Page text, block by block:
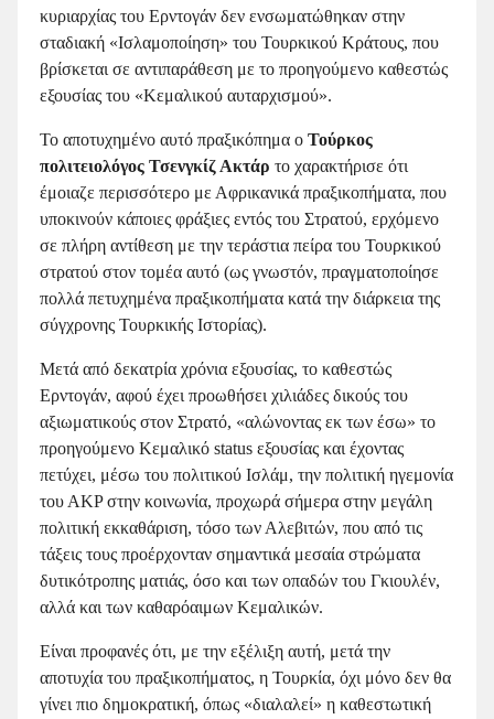
κυριαρχίας του Ερντογάν δεν ενσωματώθηκαν στην
σταδιακή «Ισλαμοποίηση» του Τουρκικού Κράτους, που
βρίσκεται σε αντιπαράθεση με το προηγούμενο καθεστώς
εξουσίας του «Κεμαλικού αυταρχισμού».
Το αποτυχημένο αυτό πραξικόπημα ο Τούρκος
πολιτειολόγος Τσενγκίζ Ακτάρ το χαρακτήρισε ότι
έμοιαζε περισσότερο με Αφρικανικά πραξικοπήματα, που
υποκινούν κάποιες φράξιες εντός του Στρατού, ερχόμενο
σε πλήρη αντίθεση με την τεράστια πείρα του Τουρκικού
στρατού στον τομέα αυτό (ως γνωστόν, πραγματοποίησε
πολλά πετυχημένα πραξικοπήματα κατά την διάρκεια της
σύγχρονης Τουρκικής Ιστορίας).
Μετά από δεκατρία χρόνια εξουσίας, το καθεστώς
Ερντογάν, αφού έχει προωθήσει χιλιάδες δικούς του
αξιωματικούς στον Στρατό, «αλώνοντας εκ των έσω» το
προηγούμενο Κεμαλικό status εξουσίας και έχοντας
πετύχει, μέσω του πολιτικού Ισλάμ, την πολιτική ηγεμονία
του ΑΚP στην κοινωνία, προχωρά σήμερα στην μεγάλη
πολιτική εκκαθάριση, τόσο των Αλεβιτών, που από τις
τάξεις τους προέρχονταν σημαντικά μεσαία στρώματα
δυτικότροπης ματιάς, όσο και των οπαδών του Γκιουλέν,
αλλά και των καθαρόαιμων Κεμαλικών.
Είναι προφανές ότι, με την εξέλιξη αυτή, μετά την
αποτυχία του πραξικοπήματος, η Τουρκία, όχι μόνο δεν θα
γίνει πιο δημοκρατική, όπως «διαλαλεί» η καθεστωτική